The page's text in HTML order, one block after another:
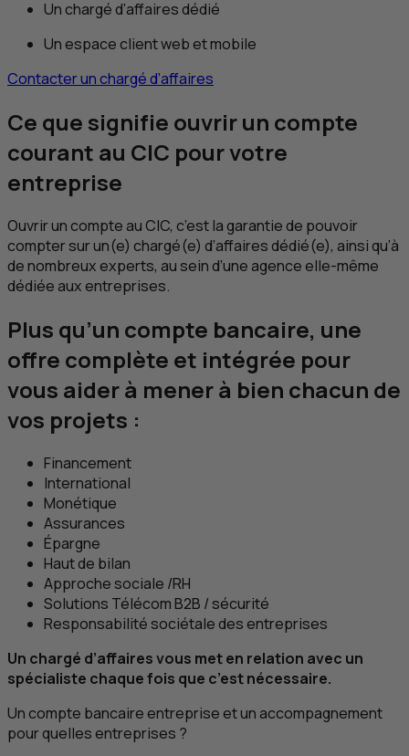
Un chargé d’affaires dédié
Un espace client web et mobile
Contacter un chargé d’affaires
Ce que signifie ouvrir un compte
courant au CIC pour votre
entreprise
Ouvrir un compte auCIC, c’est la garantie de pouvoir
compter sur un(e) chargé(e) d’affaires dédié(e), ainsi qu’à
de nombreux experts, au sein d’une agence elle-même
dédiée aux entreprises.
Plus qu’un compte bancaire, une
offre complète et intégrée pour
vous aider à mener à bien chacun de
vos projets :
Financement
International
Monétique
Assurances
Épargne
Haut de bilan
Approche sociale /RH
Solutions TélécomB2B / sécurité
Responsabilité sociétale des entreprises
Un chargé d’affaires vous met en relation avec un
spécialiste chaque fois que c’est nécessaire.
Un compte bancaire entreprise et un accompagnement
pour quelles entreprises ?